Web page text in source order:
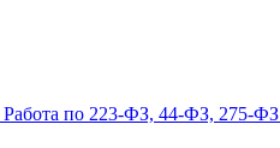
Работа по 223-ФЗ, 44-ФЗ, 275-ФЗ